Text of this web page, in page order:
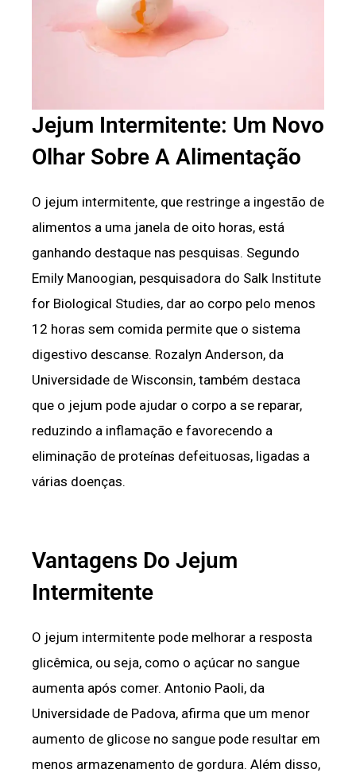
Jejum Intermitente: Um Novo
Olhar Sobre A Alimentação
O jejum intermitente, que restringe a ingestão de
alimentos a uma janela de oito horas, está
ganhando destaque nas pesquisas. Segundo
Emily Manoogian, pesquisadora do Salk Institute
for Biological Studies, dar ao corpo pelo menos
12 horas sem comida permite que o sistema
digestivo descanse. Rozalyn Anderson, da
Universidade de Wisconsin, também destaca
que o jejum pode ajudar o corpo a se reparar,
reduzindo a inflamação e favorecendo a
eliminação de proteínas defeituosas, ligadas a
várias doenças.
Vantagens Do Jejum
Intermitente
O jejum intermitente pode melhorar a resposta
glicêmica, ou seja, como o açúcar no sangue
aumenta após comer. Antonio Paoli, da
Universidade de Padova, afirma que um menor
aumento de glicose no sangue pode resultar em
menos armazenamento de gordura. Além disso,